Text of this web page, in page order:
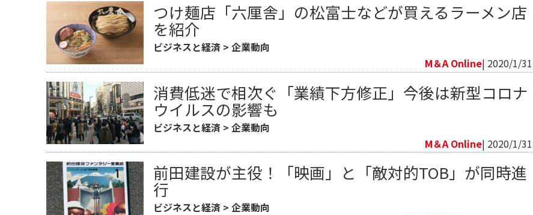
つけ麺店「六厘舎」の松富士などが買えるラーメン店
を紹介
ビジネスと経済 >企業動向
M＆A Online| 2020/1/31
消費低迷で相次ぐ「業績下方修正」今後は新型コロナ
ウイルスの影響も
ビジネスと経済 >企業動向
M＆A Online| 2020/1/31
前田建設が主役！「映画」と「敵対的TOB」が同時進
行
ビジネスと経済 >企業動向